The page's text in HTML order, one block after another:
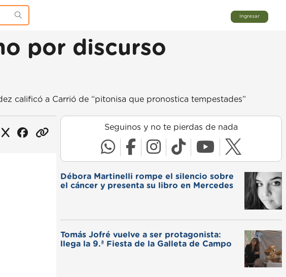
Ingresar
por discurso
calificó a Carrió de “pitonisa que pronostica tempestades”
Seguinos y no te pierdas de nada
Débora Martinelli rompe el silencio sobre
el cáncer y presenta su libro en Mercedes
Tomás Jofré vuelve a ser protagonista:
llega la 9.ª Fiesta de la Galleta de Campo